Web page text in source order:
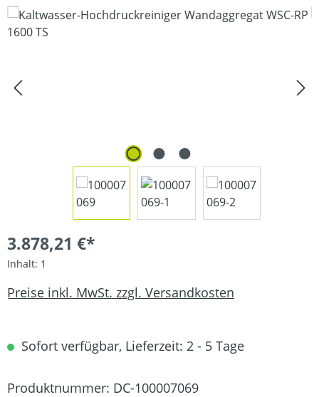
Bildergalerie überspringen
3.878,21 €*
Inhalt: 1
Preise inkl. MwSt. zzgl. Versandkosten
Sofort verfügbar, Lieferzeit: 2 - 5 Tage
Produktnummer: DC-100007069